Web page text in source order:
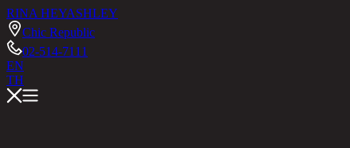
RINA HEYASHLEY
Chic Republic
02-514-7111
EN
TH